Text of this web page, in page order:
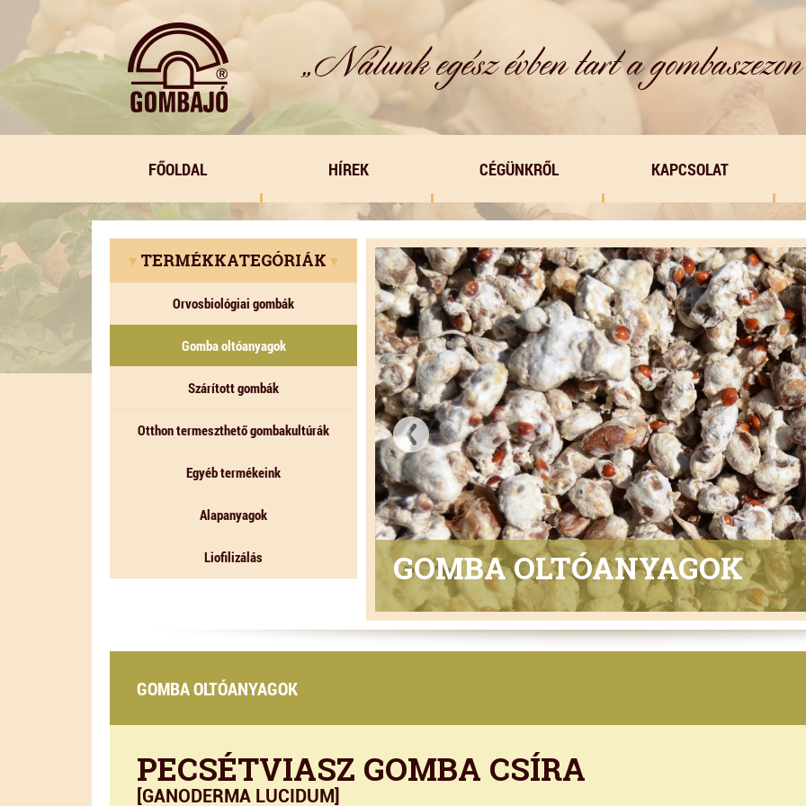
FŐOLDAL HÍREK CÉGÜNKRŐL KAPCSOLAT
▾ TERMÉKKATEGÓRIÁK ▾
Orvosbiológiai gombák
Gomba oltóanyagok
Szárított gombák
Otthon termeszthető gombakultúrák
Egyéb termékeink
Alapanyagok
Liofilizálás GOMBA OLTÓANYAGOK
GOMBA OLTÓANYAGOK
PECSÉTVIASZ GOMBA CSÍRA
[GANODERMA LUCIDUM]